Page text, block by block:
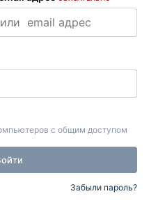
с общим доступом
Забыли пароль?